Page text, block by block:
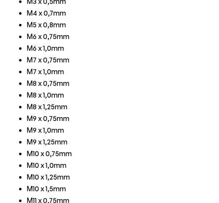
M4 x 0,7mm
M5 x 0,8mm
M6 x 0,75mm
M6 x 1,0mm
M7 x 0,75mm
M7 x 1,0mm
M8 x 0,75mm
M8 x 1,0mm
M8 x 1,25mm
M9 x 0,75mm
M9 x 1,0mm
M9 x 1,25mm
M10 x 0,75mm
M10 x 1,0mm
M10 x 1,25mm
M10 x 1,5mm
M11 x 0,75mm